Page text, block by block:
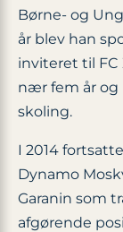
Børne- og
år blev han
inviteret til FC
nær fem år og
skoling.
I 2014
Dynamo
Garanin som
afgørende